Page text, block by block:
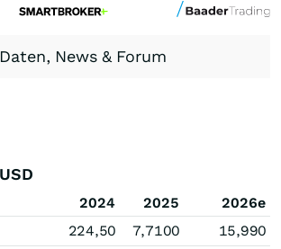
News & Forum
2024 2025
2026e
224,50 7,7100
15,990